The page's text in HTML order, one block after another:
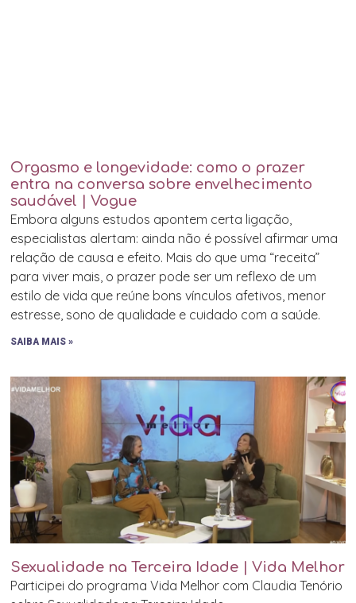
Orgasmo e longevidade: como o prazer
entra na conversa sobre envelhecimento
saudável | Vogue
Embora alguns estudos apontem certa ligação,
especialistas alertam: ainda não é possível afirmar uma
relação de causa e efeito. Mais do que uma “receita”
para viver mais, o prazer pode ser um reflexo de um
estilo de vida que reúne bons vínculos afetivos, menor
estresse, sono de qualidade e cuidado com a saúde.
SAIBA MAIS »
Sexualidade na Terceira Idade | Vida Melhor
Participei do programa Vida Melhor com Claudia Tenório